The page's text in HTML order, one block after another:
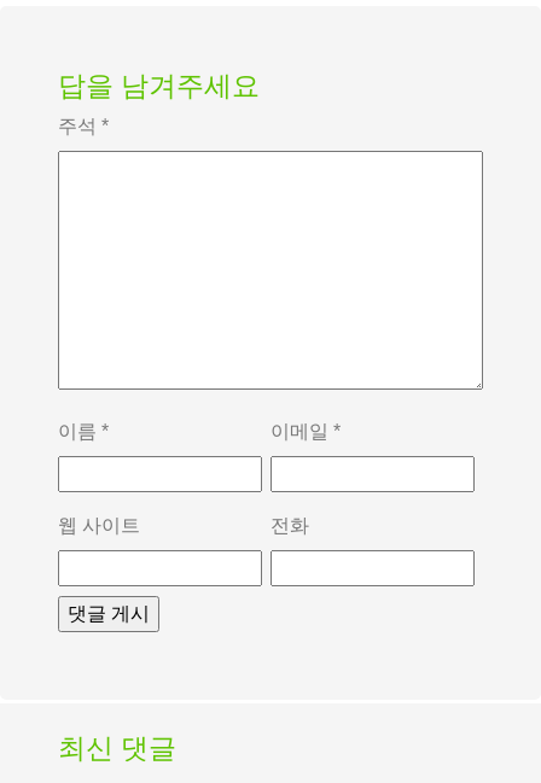
답을 남겨주세요
주석 *
이름 * 이메일 *
웹 사이트 전화
최신 댓글